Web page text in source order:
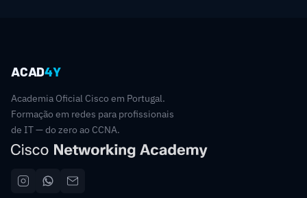
ACAD4Y
Academia Oficial Cisco em Portugal.
Formação em redes para profissionais
de IT — do zero ao CCNA.